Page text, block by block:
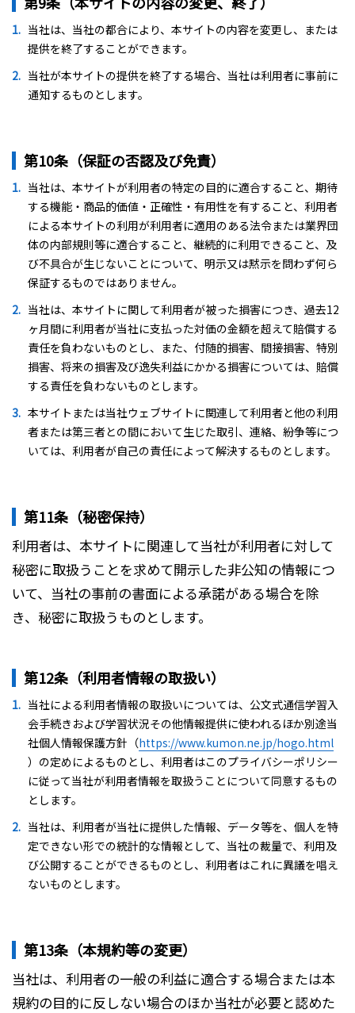
当社は、当社の都合により、本サイトの内容を変更し、または
提供を終了することができます。
当社が本サイトの提供を終了する場合、当社は利用者に事前に
通知するものとします。
第10条（保証の否認及び免責）
当社は、本サイトが利用者の特定の目的に適合すること、期待
する機能・商品的価値・正確性・有用性を有すること、利用者
による本サイトの利用が利用者に適用のある法令または業界団
体の内部規則等に適合すること、継続的に利用できること、及
び不具合が生じないことについて、明示又は黙示を問わず何ら
保証するものではありません。
当社は、本サイトに関して利用者が被った損害につき、過去12
ヶ月間に利用者が当社に支払った対価の金額を超えて賠償する
責任を負わないものとし、また、付随的損害、間接損害、特別
損害、将来の損害及び逸失利益にかかる損害については、賠償
する責任を負わないものとします。
本サイトまたは当社ウェブサイトに関連して利用者と他の利用
者または第三者との間において生じた取引、連絡、紛争等につ
いては、利用者が自己の責任によって解決するものとします。
第11条（秘密保持）
利用者は、本サイトに関連して当社が利用者に対して
秘密に取扱うことを求めて開示した非公知の情報につ
いて、当社の事前の書面による承諾がある場合を除
き、秘密に取扱うものとします。
第12条（利用者情報の取扱い）
当社による利用者情報の取扱いについては、公文式通信学習入
会手続きおよび学習状況その他情報提供に使われるほか別途当
社個人情報保護方針（https://www.kumon.ne.jp/hogo.html
）の定めによるものとし、利用者はこのプライバシーポリシー
に従って当社が利用者情報を取扱うことについて同意するもの
とします。
当社は、利用者が当社に提供した情報、データ等を、個人を特
定できない形での統計的な情報として、当社の裁量で、利用及
び公開することができるものとし、利用者はこれに異議を唱え
ないものとします。
第13条（本規約等の変更）
当社は、利用者の一般の利益に適合する場合または本
規約の目的に反しない場合のほか当社が必要と認めた